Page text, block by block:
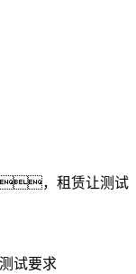
，租赁让测试
试要求